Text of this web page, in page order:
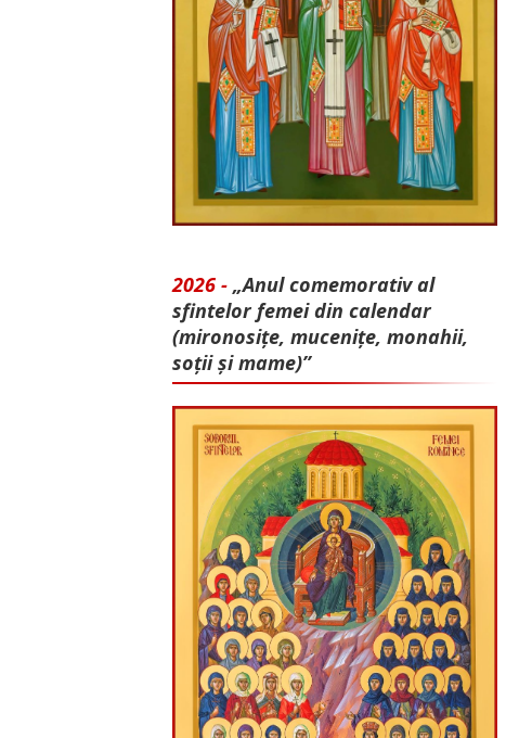
2026 - „Anul comemorativ al
sfintelor femei din calendar
(mironosițe, mu­cenițe, monahii,
soții și mame)”